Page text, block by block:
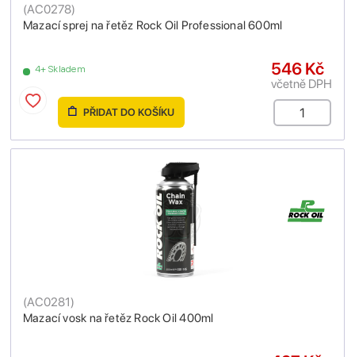
Mazací sprej na řetěz Rock Oil Professional 600ml
(AC0278)
4+ Skladem 546 Kč
včetně DPH
PŘIDAT DO KOŠÍKU
Mazací vosk na řetěz Rock Oil 400ml
(AC0281)